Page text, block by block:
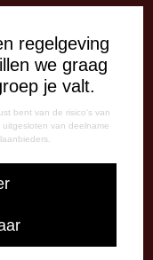
regelgeving
we graag
je valt.
bent van de risico's van
van deelname